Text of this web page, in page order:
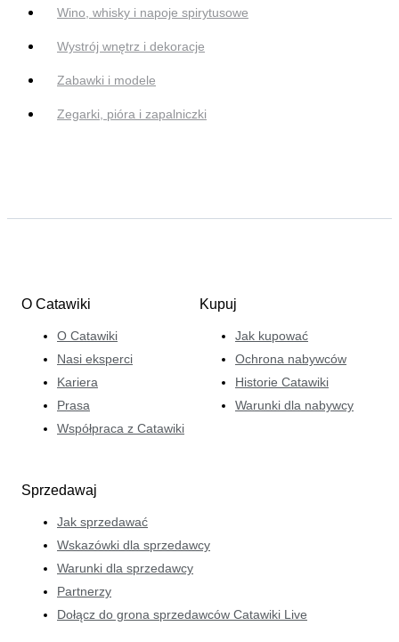
Wino, whisky i napoje spirytusowe
Wystrój wnętrz i dekoracje
Zabawki i modele
Zegarki, pióra i zapalniczki
O Catawiki
O Catawiki
Nasi eksperci
Kariera
Prasa
Współpraca z Catawiki
Kupuj
Jak kupować
Ochrona nabywców
Historie Catawiki
Warunki dla nabywcy
Sprzedawaj
Jak sprzedawać
Wskazówki dla sprzedawcy
Warunki dla sprzedawcy
Partnerzy
Dołącz do grona sprzedawców Catawiki Live